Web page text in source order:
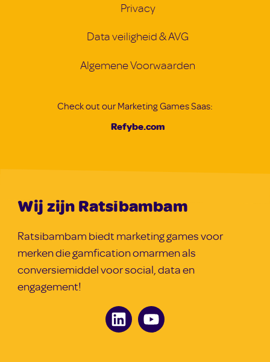
Privacy
Data veiligheid & AVG
Algemene Voorwaarden
Check out our Marketing Games Saas:
Refybe.com
Wij zijn Ratsibambam
Ratsibambam biedt marketing games voor
merken die gamfication omarmen als
conversiemiddel voor social, data en
engagement!